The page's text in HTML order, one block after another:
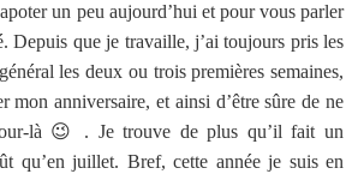
un peu aujourd’hui et pour vous parler
Depuis que je travaille, j’ai toujours pris les
les deux ou trois premières semaines,
mon anniversaire, et ainsi d’être sûre de ne
là 😉 . Je trouve de plus qu’il fait un
qu’en juillet. Bref, cette année je suis en